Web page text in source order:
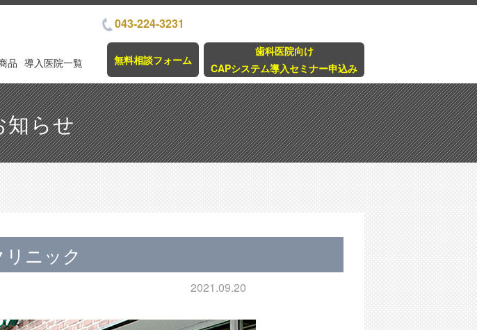
品 導入医院一覧
043-224-3231
無料相談フォーム
歯科医院向け
CAPシステム導入セミナー申込み
知らせ
リニック
2021.09.20